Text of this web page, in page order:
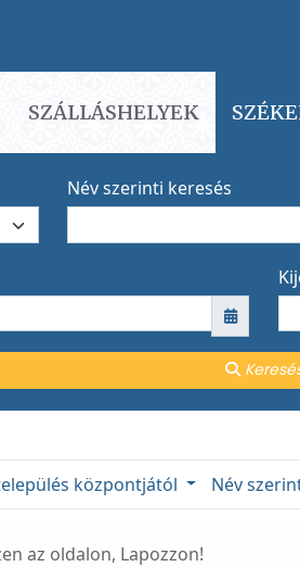
SZÁLLÁSHELYEK
Név szerinti keresés
központjától Név
az oldalon, Lapozzon!